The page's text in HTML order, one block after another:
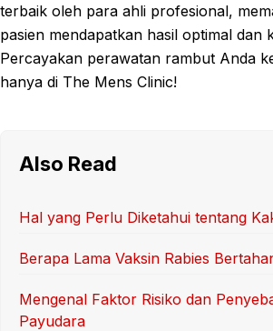
terbaik oleh para ahli profesional,
pasien mendapatkan hasil optimal dan
Percayakan perawatan rambut Anda
hanya di The Mens Clinic!
Also Read
Hal yang Perlu Diketahui tentang
Berapa Lama Vaksin Rabies
Mengenal Faktor Risiko dan
Payudara